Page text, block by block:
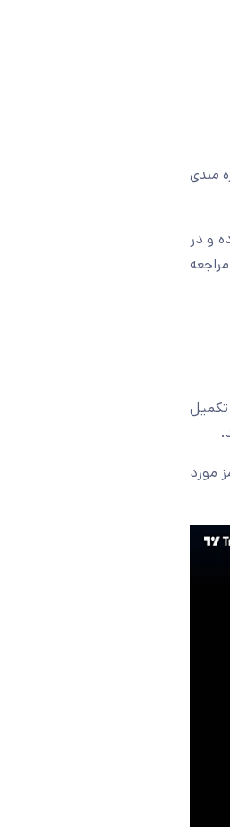
مندی
و در
مراجعه
تکمیل
مورد